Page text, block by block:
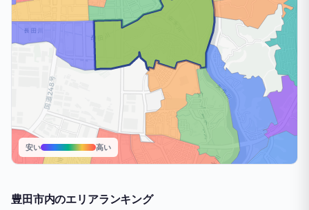
安い 高い
豊田市内のエリアランキング